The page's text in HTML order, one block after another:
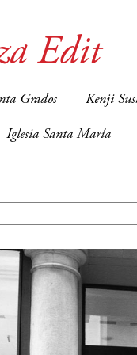
Edit
Grados Kenji
Iglesia Santa María